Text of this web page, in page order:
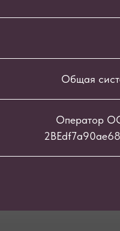
Общая
Оператор